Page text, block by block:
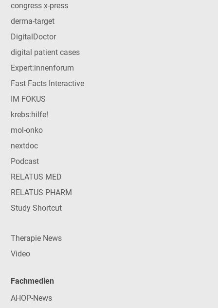
congress x-press
derma-target
DigitalDoctor
digital patient cases
Expert:innenforum
Fast Facts Interactive
IM FOKUS
krebs:hilfe!
mol-onko
nextdoc
Podcast
RELATUS MED
RELATUS PHARM
Study Shortcut
Therapie News
Video
Fachmedien
AHOP-News